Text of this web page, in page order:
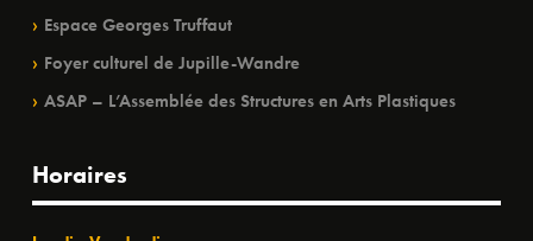
Espace Georges Truffaut
Foyer culturel de Jupille-Wandre
ASAP – L’Assemblée des Structures en Arts Plastiques
Horaires